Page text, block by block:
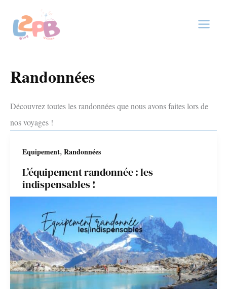
contenu
Randonnées
Découvrez toutes les randonnées que nous avons faites lors de
nos voyages !
Equipement,Randonnées
L’équipement randonnée : les
indispensables !